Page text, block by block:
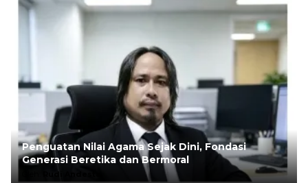
Penguatan Nilai Agama Sejak Dini, Fondasi
Generasi Beretika dan Bermoral
Rudi Andesta